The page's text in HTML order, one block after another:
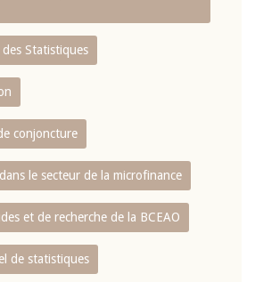
Statistiques
conjoncture
le secteur de la microfinance
et de recherche de la BCEAO
de statistiques